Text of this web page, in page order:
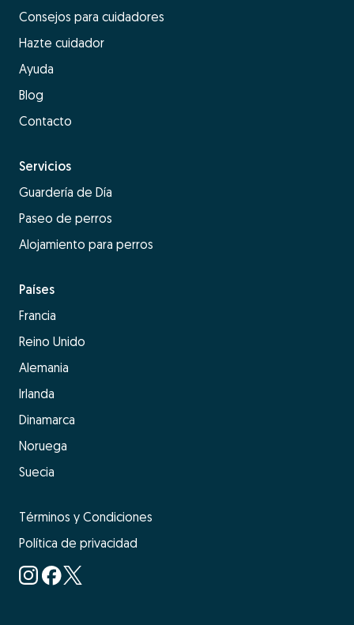
Consejos para cuidadores
Hazte cuidador
Ayuda
Blog
Contacto
Servicios
Guardería de Día
Paseo de perros
Alojamiento para perros
Países
Francia
Reino Unido
Alemania
Irlanda
Dinamarca
Noruega
Suecia
Términos y Condiciones
Política de privacidad